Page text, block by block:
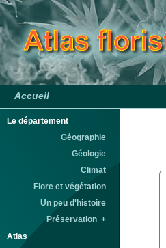
Accueil
Le département
Géographie
Géologie
Climat
Flore et végétation
Un peu d'histoire
Préservation +
Atlas